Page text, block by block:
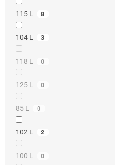
115 L 8
104 L 3
118 L 0
125 L 0
85 L 0
102 L 2
100 L 0